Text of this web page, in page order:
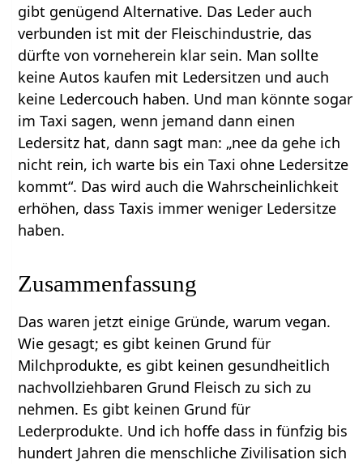
gibt genügend Alternative. Das Leder auch
verbunden ist mit der Fleischindustrie, das
dürfte von vorneherein klar sein. Man sollte
keine Autos kaufen mit Ledersitzen und auch
keine Ledercouch haben. Und man könnte sogar
im Taxi sagen, wenn jemand dann einen
Ledersitz hat, dann sagt man: „nee da gehe ich
nicht rein, ich warte bis ein Taxi ohne Ledersitze
kommt“. Das wird auch die Wahrscheinlichkeit
erhöhen, dass Taxis immer weniger Ledersitze
haben.
Zusammenfassung
Das waren jetzt einige Gründe, warum vegan.
Wie gesagt; es gibt keinen Grund für
Milchprodukte, es gibt keinen gesundheitlich
nachvollziehbaren Grund Fleisch zu sich zu
nehmen. Es gibt keinen Grund für
Lederprodukte. Und ich hoffe dass in fünfzig bis
hundert Jahren die menschliche Zivilisation sich